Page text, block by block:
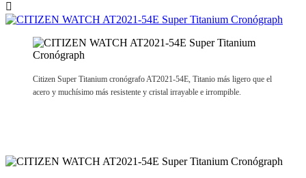

Citizen Super Titanium cronógrafo AT2021-54E, Titanio más ligero que el
acero y muchísimo más resistente y cristal irrayable e irrompible.